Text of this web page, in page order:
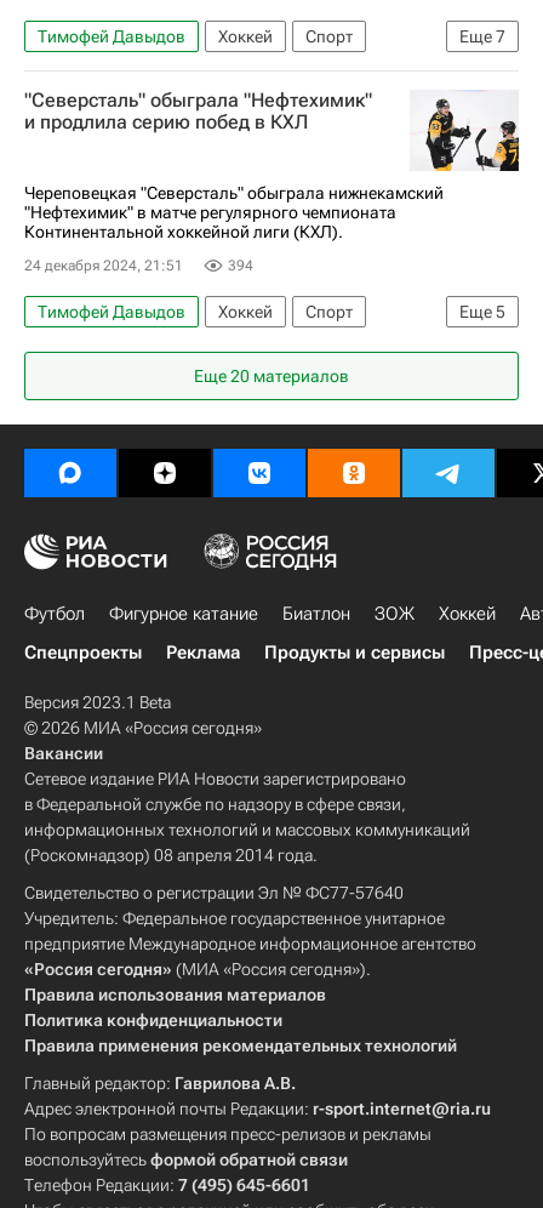
Еще7
Тимофей Давыдов Хоккей
Спорт
Олимпийские игры
Патрик Рибар
Спенсер Фу
Шанхайские драконы
"Северсталь" обыграла "Нефтехимик"
и продлила серию побед в КХЛ
Череповецкая "Северсталь" обыграла нижнекамский
"Нефтехимик" в матче регулярного чемпионата
Континентальной хоккейной лиги (КХЛ).
24 декабря 2024, 21:51 394
Еще5
Тимофей Давыдов Хоккей
Спорт
Алексей Кручинин
Северсталь
Нефтехимик
КХЛ 2025-2026
Еще 20 материалов
Футбол Фигурное катание Биатлон ЗОЖ Хоккей
Спецпроекты
Реклама Продукты и сервисы Пресс-
Версия 2023.1 Beta
© 2026 МИА «Россия сегодня»
Вакансии
Сетевое издание РИА Новости зарегистрировано
в Федеральной службе по надзору в сфере связи,
информационных технологий и массовых коммуникаций
(Роскомнадзор) 08 апреля 2014 года.
Свидетельство о регистрации Эл № ФС77-57640
Учредитель: Федеральное государственное унитарное
предприятие Международное информационное агентство
«Россия сегодня» (МИА «Россия сегодня»).
Правила использования материалов
Политика конфиденциальности
Правила применения рекомендательных технологий
Главный редактор: Гаврилова А.В.
Адрес электронной почты Редакции: r-sport.internet@ria.ru
По вопросам размещения пресс-релизов и рекламы
воспользуйтесьформой обратной связи
Телефон Редакции: 7 (495) 645-6601